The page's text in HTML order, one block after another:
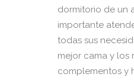
dormitorio de un
importante
todas sus
mejor cama y los
complementos y